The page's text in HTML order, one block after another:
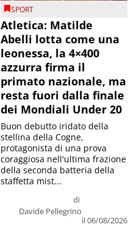
SPORT
Atletica: Matilde
Abelli lotta come una
leonessa, la 4×400
azzurra firma il
primato nazionale, ma
resta fuori dalla finale
dei Mondiali Under 20
di
Davide Pellegrino
il 06/08/2026
Buon debutto iridato della
stellina della Cogne,
protagonista di una prova
coraggiosa nell'ultima frazione
della seconda batteria della
staffetta mist...